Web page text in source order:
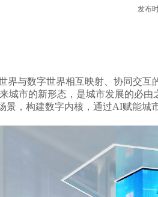
发布时
界与数字世界相互映射、协同交
城市的新形态，是城市发展的必由
景，构建数字内核，通过AI赋能